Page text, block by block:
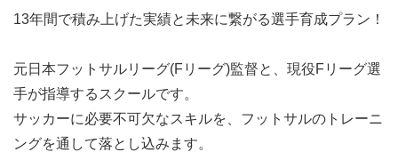
13年間で積み上げた実績と未来に繋がる選手育成プラン！
元日本フットサルリーグ(Fリーグ)監督と、現役Fリーグ選
手が指導するスクールです。
サッカーに必要不可欠なスキルを、フットサルのトレーニ
ングを通して落とし込みます。